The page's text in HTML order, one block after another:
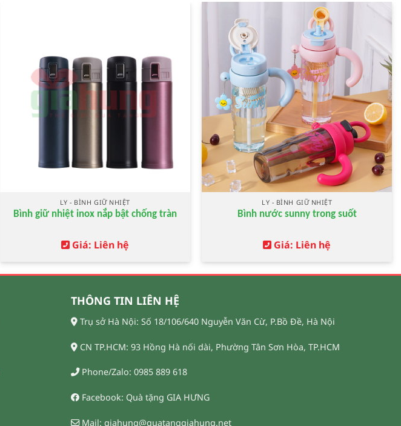
LY - BÌNH GIỮ NHIỆT
Bình giữ nhiệt inox nắp bật chống tràn
Giá: Liên hệ
LY - BÌNH GIỮ NHIỆT
Bình nước sunny trong suốt
Giá: Liên hệ
THÔNG TIN LIÊN HỆ
Trụ sở Hà Nội: Số 18/106/640 Nguyễn Văn Cừ, P.Bồ Đề, Hà Nội
CN TP.HCM: 93 Hồng Hà nối dài, Phường Tân Sơn Hòa, TP.HCM
Phone/Zalo: 0985 889 618
Facebook: Quà tặng GIA HƯNG
Mail: giahung@quatanggiahung.net